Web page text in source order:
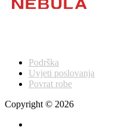
Podrška
Uvjeti poslovanja
Povrat robe
Copyright © 2026